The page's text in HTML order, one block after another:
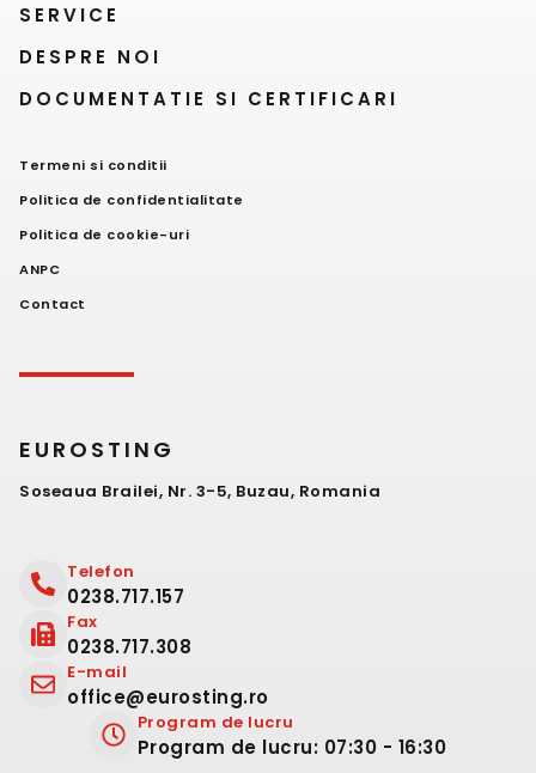
SERVICE
DESPRE NOI
DOCUMENTATIE SI CERTIFICARI
Termeni si conditii
Politica de confidentialitate
Politica de cookie-uri
ANPC
Contact
EUROSTING
Soseaua Brailei, Nr. 3-5, Buzau, Romania
Telefon
0238.717.157
Fax
0238.717.308
E-mail
office@eurosting.ro
Program de lucru
Program de lucru: 07:30 - 16:30